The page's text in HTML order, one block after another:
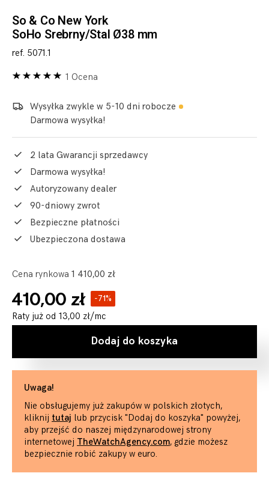
So & Co New York
SoHo Srebrny/Stal Ø38 mm
ref. 5071.1
1 Ocena
Wysyłka zwykle w 5-10 dni robocze
Darmowa wysyłka!
2 lata Gwarancji sprzedawcy
Darmowa wysyłka!
Autoryzowany dealer
90-dniowy zwrot
Bezpieczne płatności
Ubezpieczona dostawa
Cena rynkowa 1 410,00 zł
410,00 zł -71%
Raty już od 13,00 zł/mc
Dodaj do koszyka
Uwaga!
Nie obsługujemy już zakupów w polskich złotych,
kliknij tutaj lub przycisk "Dodaj do koszyka" powyżej,
aby przejść do naszej międzynarodowej strony
internetowej TheWatchAgency.com, gdzie możesz
bezpiecznie robić zakupy w euro.